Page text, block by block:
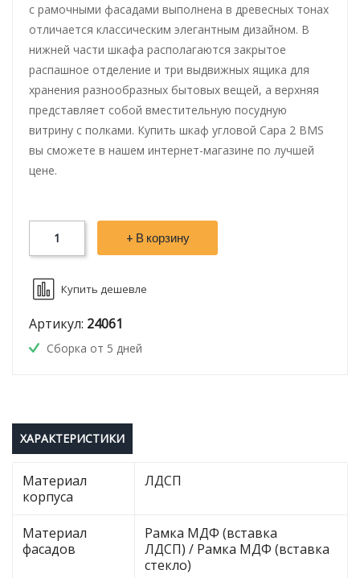
с рамочными фасадами выполнена в древесных тонах
отличается классическим элегантным дизайном. В
нижней части шкафа располагаются закрытое
распашное отделение и три выдвижных ящика для
хранения разнообразных бытовых вещей, а верхняя
представляет собой вместительную посудную
витрину с полками. Купить шкаф угловой Сара 2 BMS
вы сможете в нашем интернет-магазине по лучшей
цене.
+ В корзину
Купить дешевле
Артикул: 24061
Сборка от 5 дней
ХАРАКТЕРИСТИКИ
Материал
корпуса
ЛДСП
Материал
фасадов
Рамка МДФ (вставка
ЛДСП) / Рамка МДФ (вставка
стекло)